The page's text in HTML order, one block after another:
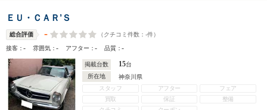
ＥＵ・ＣＡＲ’Ｓ
総合評価 - （クチコミ件数： -件）
接客：- 雰囲気：- アフター：- 品質：-
掲載台数 15台
所在地
神奈川県
スタッフ
アフター
フェア
買取
保証
整備